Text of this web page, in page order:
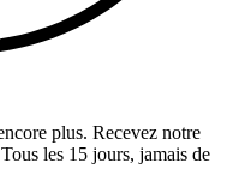
plus. Recevez notre
les 15 jours, jamais de